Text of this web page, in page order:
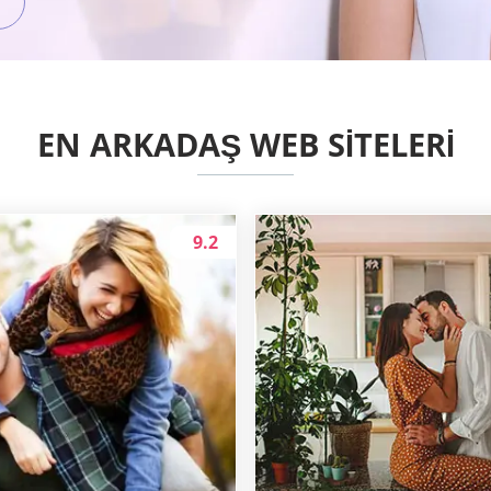
EN ARKADAŞ WEB SITELERI
9.2